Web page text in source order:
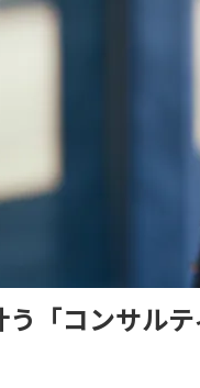
う「コンサル